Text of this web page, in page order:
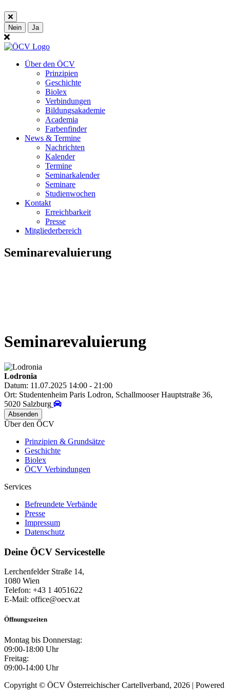
Nein Ja
Über den ÖCV
Prinzipien
Geschichte
Biolex
Verbindungen
Bildungsakademie
Academia
Farbenfinder
News & Termine
Nachrichten
Kalender
Termine
Seminarkalender
Seminare
Studienwochen
Kontakt
Erreichbarkeit
Presse
Mitgliederbereich
Seminarevaluierung
Seminarevaluierung
Lodronia
Datum: 11.07.2025 14:00 - 21:00
Ort: Studentenheim Paris Lodron, Schallmooser Hauptstraße 36,
5020 Salzburg
Über den ÖCV
Prinzipien & Grundsätze
Geschichte
Biolex
ÖCV Verbindungen
Services
Befreundete Verbände
Presse
Impressum
Datenschutz
Deine ÖCV Servicestelle
Lerchenfelder Straße 14,
1080 Wien
Telefon: +43 1 4051622
E-Mail: office@oecv.at
Öffnungszeiten
Montag bis Donnerstag:
09:00-18:00 Uhr
Freitag:
09:00-14:00 Uhr
Copyright © ÖCV Österreichischer Cartellverband, 2026 | Powered